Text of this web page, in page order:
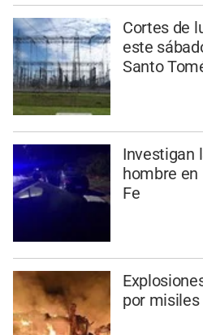
Cortes de
este
Santo
Investigan
hombre en
Fe
por